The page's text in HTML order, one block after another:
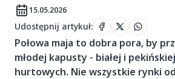
15.05.2026
Udostępnij artykuł:
Połowa maja to dobra pora, by
młodej kapusty - białej i
hurtowych. Nie wszystkie rynki